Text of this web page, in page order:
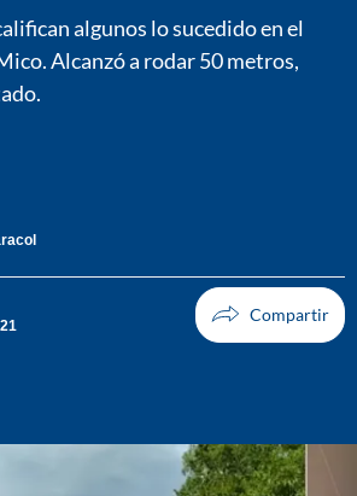
algunos lo sucedido en el
Alcanzó a rodar 50 metros,